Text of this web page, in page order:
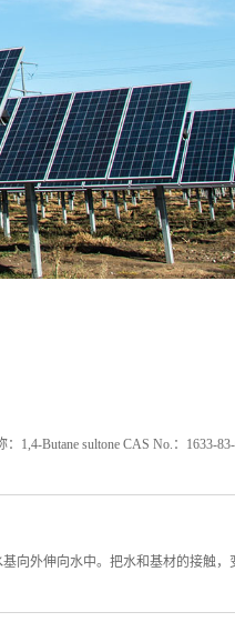
Butane sultone CAS No.：1633-83-
向外伸向水中。把水和基材的接触